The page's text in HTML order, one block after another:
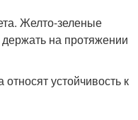
Желто-зеленые
на протяжении
устойчивость к